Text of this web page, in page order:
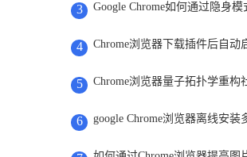
3 Google Chrome如何通过隐身
4 Chrome浏览器下载插件后自动
5 Chrome浏览器量子拓扑学重构
6 google Chrome浏览器离线安装